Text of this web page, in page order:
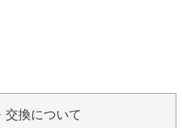
交換について